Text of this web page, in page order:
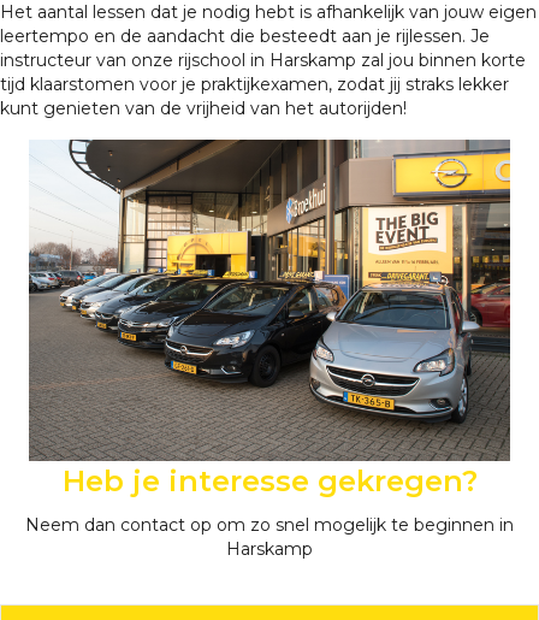
Het aantal lessen dat je nodig hebt is afhankelijk van jouw eigen
leertempo en de aandacht die besteedt aan je rijlessen. Je
instructeur van onze rijschool in Harskamp zal jou binnen korte
tijd klaarstomen voor je praktijkexamen, zodat jij straks lekker
kunt genieten van de vrijheid van het autorijden!
Heb je interesse gekregen?
Neem dan contact op om zo snel mogelijk te beginnen in
Harskamp